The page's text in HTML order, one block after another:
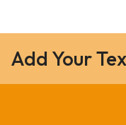
Add Your